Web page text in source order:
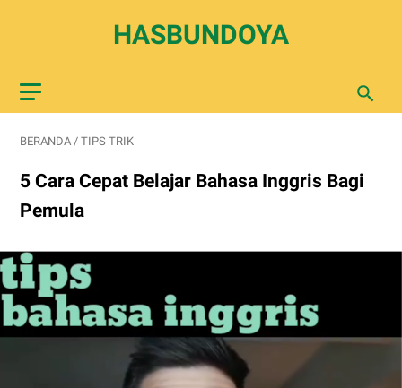
HASBUNDOYA
BERANDA / TIPS TRIK
5 Cara Cepat Belajar Bahasa Inggris Bagi
Pemula